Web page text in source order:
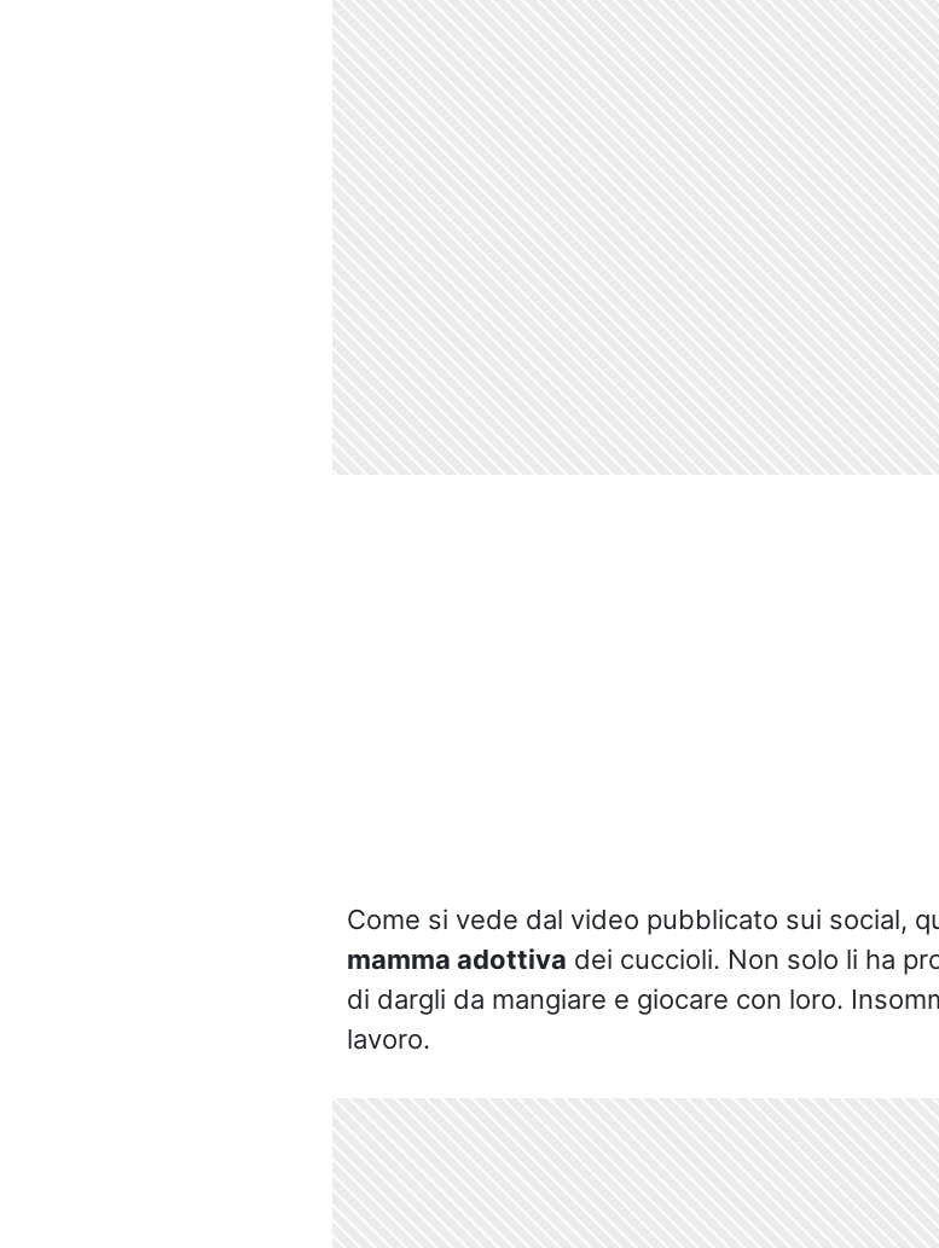
Come si vede dal video pubblicato sui social,
mamma adottiva dei cuccioli. Non solo li ha
di dargli da mangiare e giocare con loro.
lavoro.